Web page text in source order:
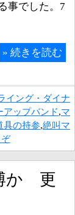
事でした。7
» 続きを読む
イング・ダイナ
アップバンド マ
具の持参 絶叫マ
か 更